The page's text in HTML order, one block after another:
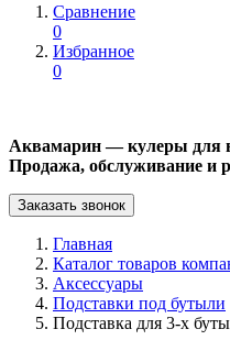
Сравнение
0
Избранное
0
Аквамарин — кулеры для
Продажа, обслуживание и
Заказать звонок
Главная
Каталог товаров
Аксессуары
Подставки под бутыли
Подставка для 3-х